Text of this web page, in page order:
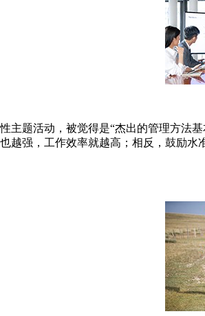
主题活动，被觉得是“杰出的管理方法
越强，工作效率就越高；相反，鼓励